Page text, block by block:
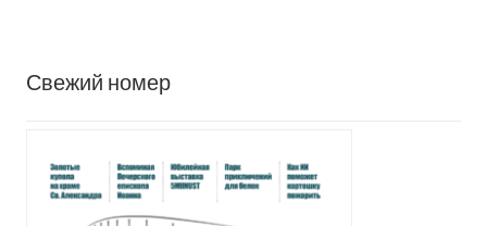
Свежий номер